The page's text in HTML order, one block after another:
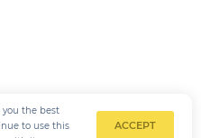
you the best
to use this
ACCEPT